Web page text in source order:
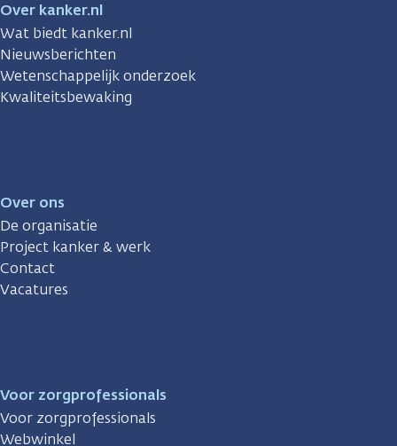
Over kanker.nl
Wat biedt kanker.nl
Nieuwsberichten
Wetenschappelijk onderzoek
Kwaliteitsbewaking
Over ons
De organisatie
Project kanker & werk
Contact
Vacatures
Voor zorgprofessionals
Voor zorgprofessionals
Webwinkel